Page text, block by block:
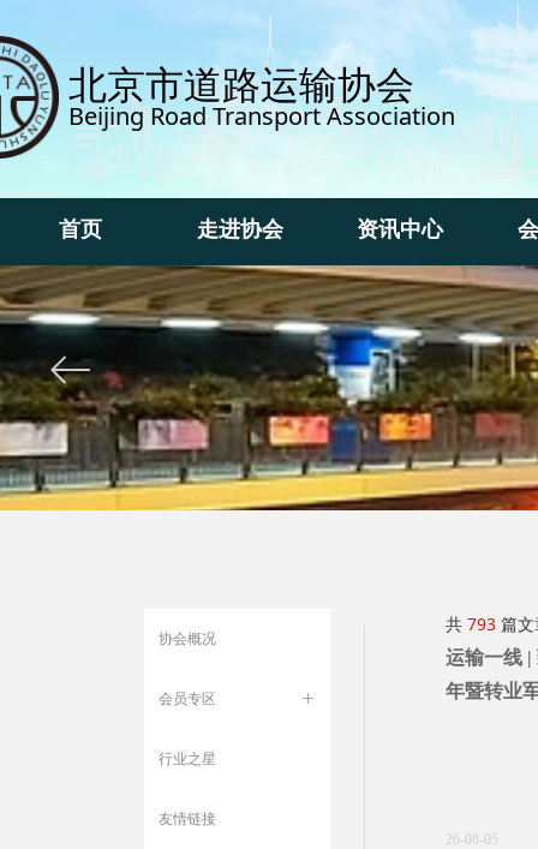
北京市道路运输协会
Beijing Road Transport Association
ꂃ
首页
首页
走进协会
走进协会
资讯中心
资讯中心
共 793 篇
运输一线
年暨转业
26-08-05
协会概况
ꄶ
会员专区
行业之星
友情链接